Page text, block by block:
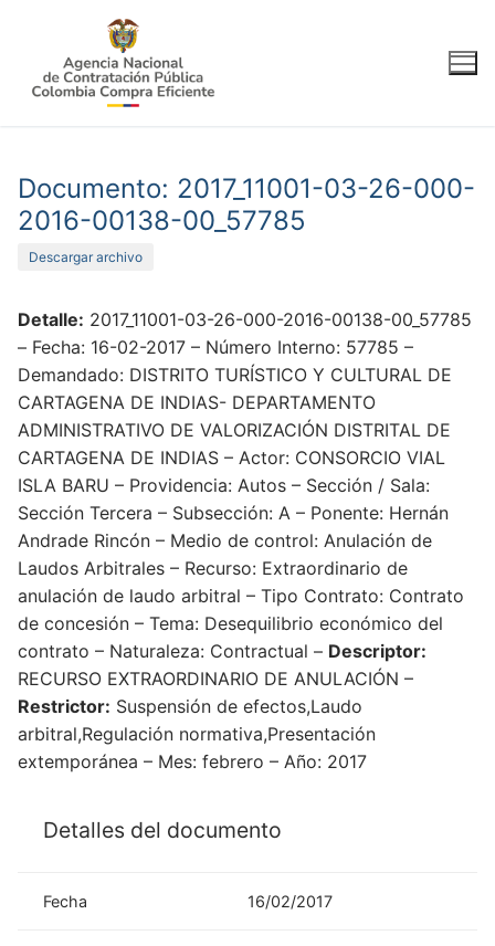
contenido
Documento: 2017_11001-03-26-000-
2016-00138-00_57785
Descargar archivo
Detalle: 2017_11001-03-26-000-2016-00138-00_57785
– Fecha: 16-02-2017 – Número Interno: 57785 –
Demandado: DISTRITO TURÍSTICO Y CULTURAL DE
CARTAGENA DE INDIAS- DEPARTAMENTO
ADMINISTRATIVO DE VALORIZACIÓN DISTRITAL DE
CARTAGENA DE INDIAS – Actor: CONSORCIO VIAL
ISLA BARU – Providencia: Autos – Sección / Sala:
Sección Tercera – Subsección: A – Ponente: Hernán
Andrade Rincón – Medio de control: Anulación de
Laudos Arbitrales – Recurso: Extraordinario de
anulación de laudo arbitral – Tipo Contrato: Contrato
de concesión – Tema: Desequilibrio económico del
contrato – Naturaleza: Contractual – Descriptor:
RECURSO EXTRAORDINARIO DE ANULACIÓN –
Restrictor: Suspensión de efectos,Laudo
arbitral,Regulación normativa,Presentación
extemporánea – Mes: febrero – Año: 2017
Detalles del documento
Fecha 16/02/2017